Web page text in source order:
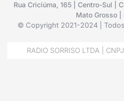
Rua Criciúma, 165 | Centro-Sul |
Mato Grosso |
© Copyright 2021-2024 |
RADIO SORRISO LTDA |